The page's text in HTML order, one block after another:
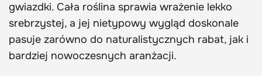
gwiazdki. Cała roślina sprawia wrażenie lekko
srebrzystej, a jej nietypowy wygląd doskonale
pasuje zarówno do naturalistycznych rabat, jak i
bardziej nowoczesnych aranżacji.